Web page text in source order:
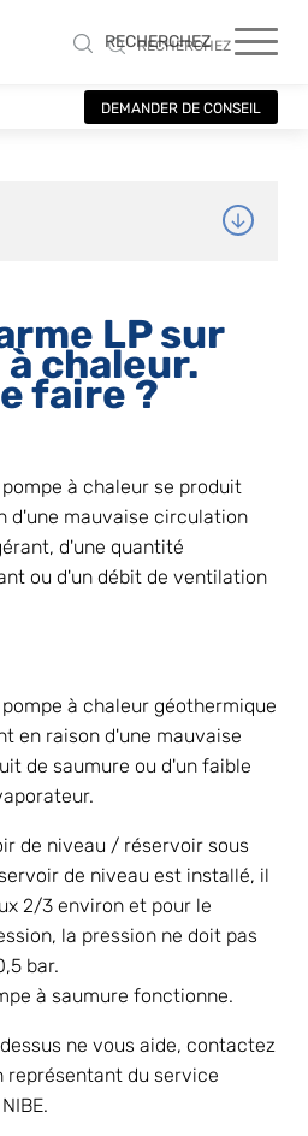
RECHERCHEZ
RECHERCHEZ
DEMANDER DE CONSEIL
LP sur
à chaleur.
faire ?
à chaleur se produit
d'une mauvaise circulation
d'une quantité
ou d'un débit de ventilation
à chaleur géothermique
en raison d'une mauvaise
de saumure ou d'un faible
de niveau / réservoir sous
de niveau est installé, il
2/3 environ et pour le
la pression ne doit pas
bar.
à saumure fonctionne.
ne vous aide, contactez
du service